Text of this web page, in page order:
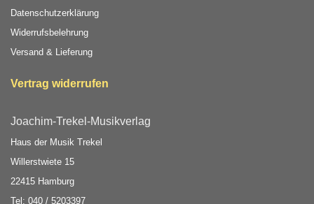
Datenschutzerklärung
Widerrufsbelehrung
Versand & Lieferung
Vertrag widerrufen
Joachim-Trekel-Musikverlag
Haus der Musik Trekel
Willerstwiete 15
22415 Hamburg
Tel: 040 / 5203397